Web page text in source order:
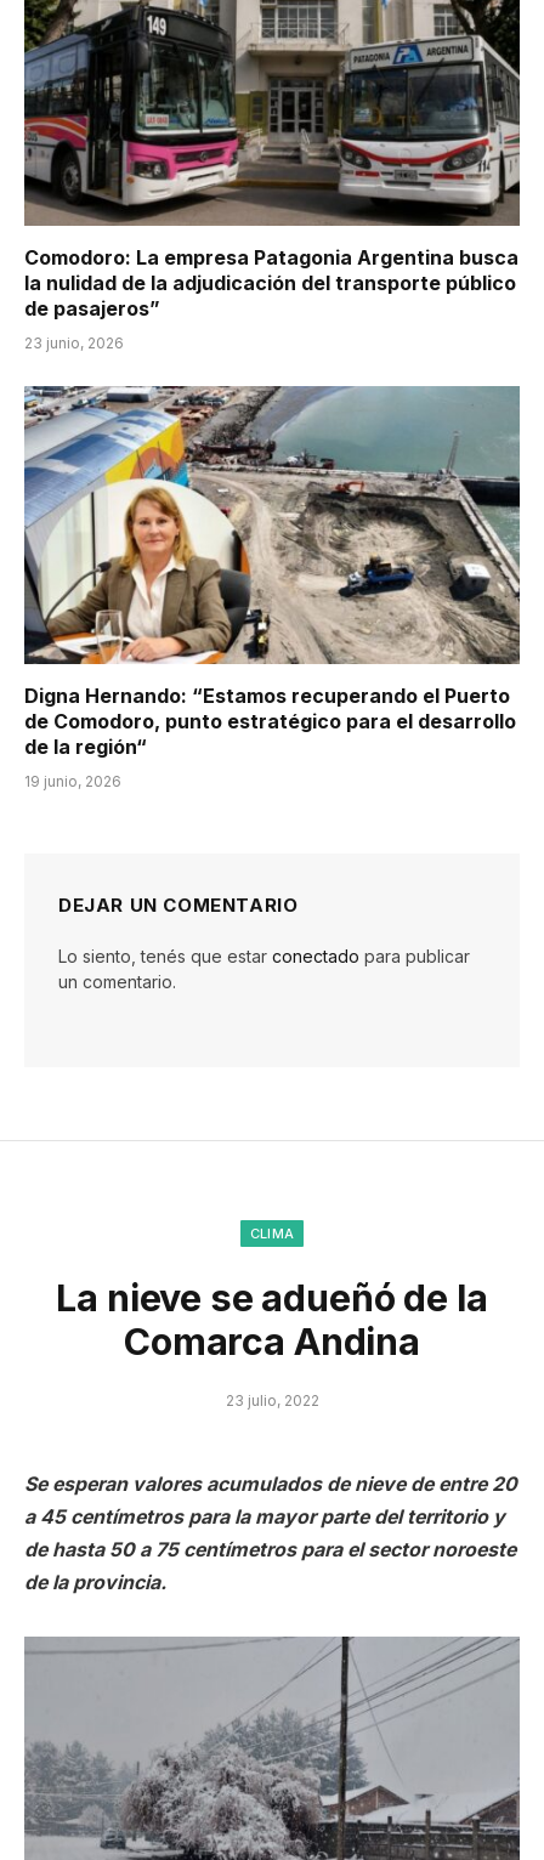
Comodoro: La empresa Patagonia Argentina busca
la nulidad de la adjudicación del transporte público
de pasajeros”
23 junio, 2026
Digna Hernando: “Estamos recuperando el Puerto
de Comodoro, punto estratégico para el desarrollo
de la región“
19 junio, 2026
DEJAR UN COMENTARIO
Lo siento, tenés que estar conectado para publicar
un comentario.
CLIMA
La nieve se adueñó de la
Comarca Andina
23 julio, 2022
Se esperan valores acumulados de nieve de entre 20
a 45 centímetros para la mayor parte del territorio y
de hasta 50 a 75 centímetros para el sector noroeste
de la provincia.